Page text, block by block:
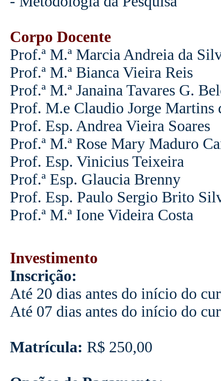
Corpo Docente
Prof.ª M.ª Marcia Andreia da
Prof.ª M.ª Bianca Vieira Reis
Prof.ª M.ª Janaina Tavares G.
Prof. M.e Claudio Jorge Martins
Prof. Esp. Andrea Vieira Soares
Prof.ª M.ª Rose Mary Maduro
Prof. Esp. Vinicius Teixeira
Prof.ª Esp. Glaucia Brenny
Prof. Esp. Paulo Sergio Brito
Prof.ª M.ª Ione Videira Costa
Investimento
Inscrição:
Até 20 dias antes do início do
Até 07 dias antes do início do
Matrícula: R$ 250,00